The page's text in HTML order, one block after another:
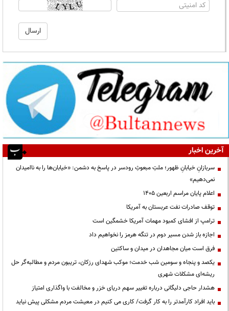
آخرین اخبار
سربازانِ خیابانِ ظهور؛ ملتِ مبعوثِ رودسر در پاسخ به دشمن: «خیابان‌ها را به ناامیدان
نمی‌دهیم»
اعلام پایان مراسم اربعین ۱۴۰۵
توقف صادرات نفت عربستان به آمریکا
ترامپ از افشای کمبود مهمات آمریکا خشمگین است
اجازه باز شدن مسیر دوم در تنگه هرمز را نخواهیم داد
فرق است میان مجاهدان در میدان و ساکتین
یکصد و پنجاه و سومین شب خدمت؛ موکب شهدای رزکان، تریبون مردم و مطالبه‌گر حل
ریشه‌ای مشکلات شهری
هشدار حاجی دلیگانی درباره تغییر سهم دریای خزر و مخالفت با واگذاری امتیاز
باید افراد کارآمدتر را به کار گرفت/ کاری می کنیم در معیشت مردم مشکلی پیش نیاید